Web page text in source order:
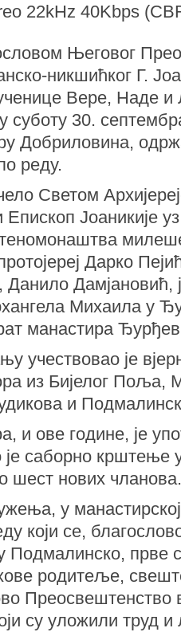
22kHz 40Kbps
Његовог
никшићког Г.
Вере, Наде
суботу 30.
Добриловина,
реду.
Светом
Јоаникије
Дарко
Данило Дамјановић,
Михаила у
манастира
учествовао је
из Бијелог Поља,
и
и ове године, је
саборно крштење у
шест нових чланова.
у
који се,
Подмалинско, прве
родитеље,
Преосвештенство
су уложили труд